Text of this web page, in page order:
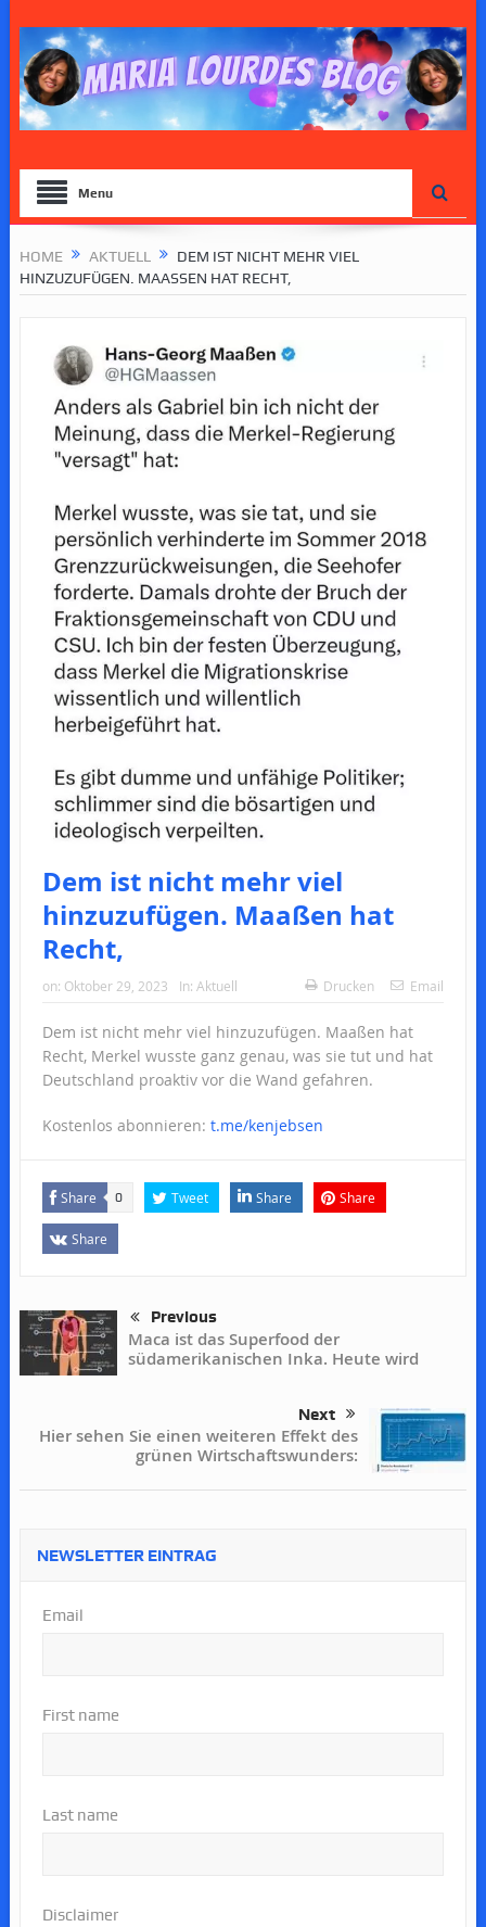
Menu
HOME AKTUELL
DEM IST NICHT MEHR VIEL
HINZUZUFÜGEN. MAASSEN HAT RECHT,
Dem ist nicht mehr viel
hinzuzufügen. Maaßen hat
Recht,
on: Oktober 29, 2023 In: Aktuell Drucken Email
Dem ist nicht mehr viel hinzuzufügen. Maaßen hat
Recht, Merkel wusste ganz genau, was sie tut und hat
Deutschland proaktiv vor die Wand gefahren.
Kostenlos abonnieren: t.me/kenjebsen
Share 0 Tweet Share Share
Share
Previous
Maca ist das Superfood der
südamerikanischen Inka. Heute wird
Next
Hier sehen Sie einen weiteren Effekt des
grünen Wirtschaftswunders:
NEWSLETTER EINTRAG
Email
First name
Last name
Disclaimer